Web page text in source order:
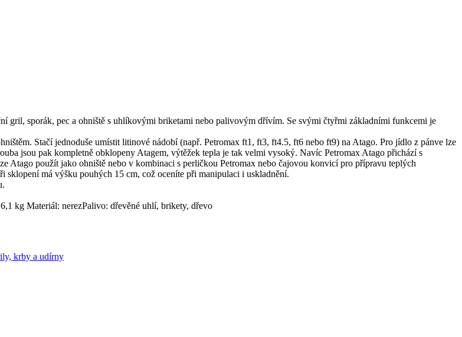
gril, sporák, pec a ohniště s uhlíkovými briketami nebo palivovým dřívím. Se svými čtyřmi základními funkcemi je
Stačí jednoduše umístit litinové nádobí (např. Petromax ft1, ft3, ft4.5, ft6 nebo ft9) na Atago. Pro jídlo z pánve lze
jsou pak kompletně obklopeny Atagem, výtěžek tepla je tak velmi vysoký. Navíc Petromax Atago přichází s
Atago použít jako ohniště nebo v kombinaci s perličkou Petromax nebo čajovou konvicí pro přípravu teplých
má výšku pouhých 15 cm, což oceníte při manipulaci i uskladnění.
kg Materiál: nerezPalivo: dřevěné uhlí, brikety, dřevo
krby a udírny